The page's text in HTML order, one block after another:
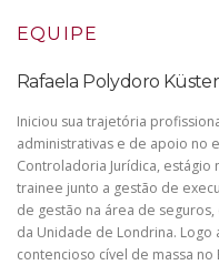
EQUIPE
Rafaela Polydoro Küster
Iniciou sua trajetória
administrativas e de apoio no
Controladoria Jurídica, estágio
trainee junto a gestão de
de gestão na área de
da Unidade de Londrina.
contencioso cível de massa no